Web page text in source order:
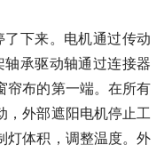
下来。电机通过传动
承驱动轴通过连接器
帘布的第一端。在所有
，外部遮阳电机停止工
灯体积，调整温度。外